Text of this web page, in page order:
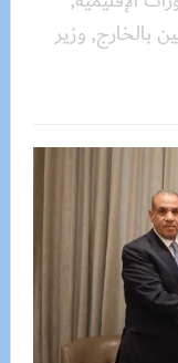
بالخارج, وزير